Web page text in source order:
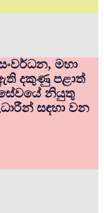
මහා
ඇති දකුණු පළාත්
නියුතු
සඳහා වන